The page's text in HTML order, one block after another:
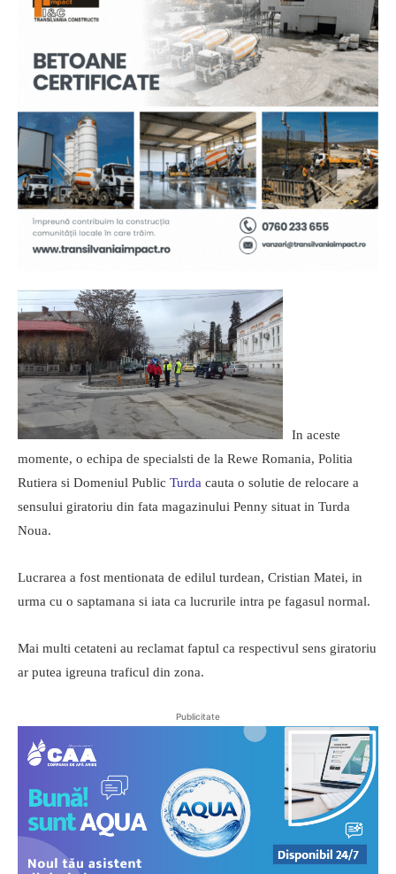
In aceste
momente, o echipa de specialsti de la Rewe Romania, Politia
Rutiera si Domeniul Public Turda cauta o solutie de relocare a
sensului giratoriu din fata magazinului Penny situat in Turda
Noua.
Lucrarea a fost mentionata de edilul turdean, Cristian Matei, in
urma cu o saptamana si iata ca lucrurile intra pe fagasul normal.
Mai multi cetateni au reclamat faptul ca respectivul sens giratoriu
ar putea igreuna traficul din zona.
Publicitate